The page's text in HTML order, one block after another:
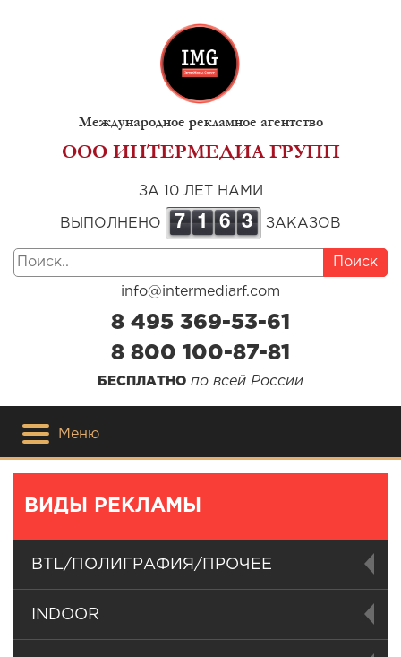
Международное рекламное агентство
ООО ИНТЕРМЕДИА ГРУПП
ЗА 10 ЛЕТ НАМИ
ВЫПОЛНЕНО 7 1 6 3 ЗАКАЗОВ
Поиск
info@intermediarf.com
8 495 369-53-61
8 800 100-87-81
БЕСПЛАТНО по всей России
Меню
ВИДЫ РЕКЛАМЫ
BTL/ПОЛИГРАФИЯ/ПРОЧЕЕ
INDOOR